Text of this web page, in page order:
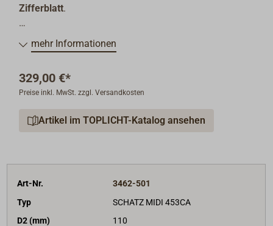
Zifferblatt.
"SCHATZ 1881" - dieser Markenname steht weltweit
für eine hochwertige und erfolgreiche Instrumenten-
Instrumente sind im Stil klassischer Schiffsuhren aus
schwerem Messing gefertigt, die Gehäuse sind
Traditionelles Design und hochpräzise Technik
mehr Informationen
329,00 €*
Preise inkl. MwSt. zzgl. Versandkosten
Artikel im TOPLICHT-Katalog ansehen
Art-Nr.
3462-501
Typ
SCHATZ MIDI 453CA
D2 (mm)
110